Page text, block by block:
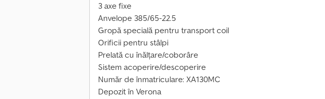
3 axe fixe
Anvelope 385/65-22.5
Gropă specială pentru transport coil
Orificii pentru stâlpi
Prelată cu înălțare/coborâre
Sistem acoperire/descoperire
Număr de înmatriculare: XA130MC
Depozit în Verona